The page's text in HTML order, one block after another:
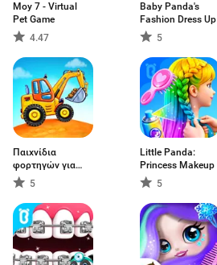
Moy 7 - Virtual
Pet Game
4.47
Baby Panda's
Fashion Dress Up
5
Παιχνίδια
φορτηγών για
παιδιά
5
Little Panda:
Princess Makeup
5